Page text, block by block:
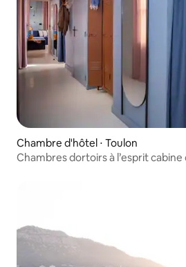
Chambre d'hôtel ⋅ Toulon
Chambres dortoirs à l’esprit cabine